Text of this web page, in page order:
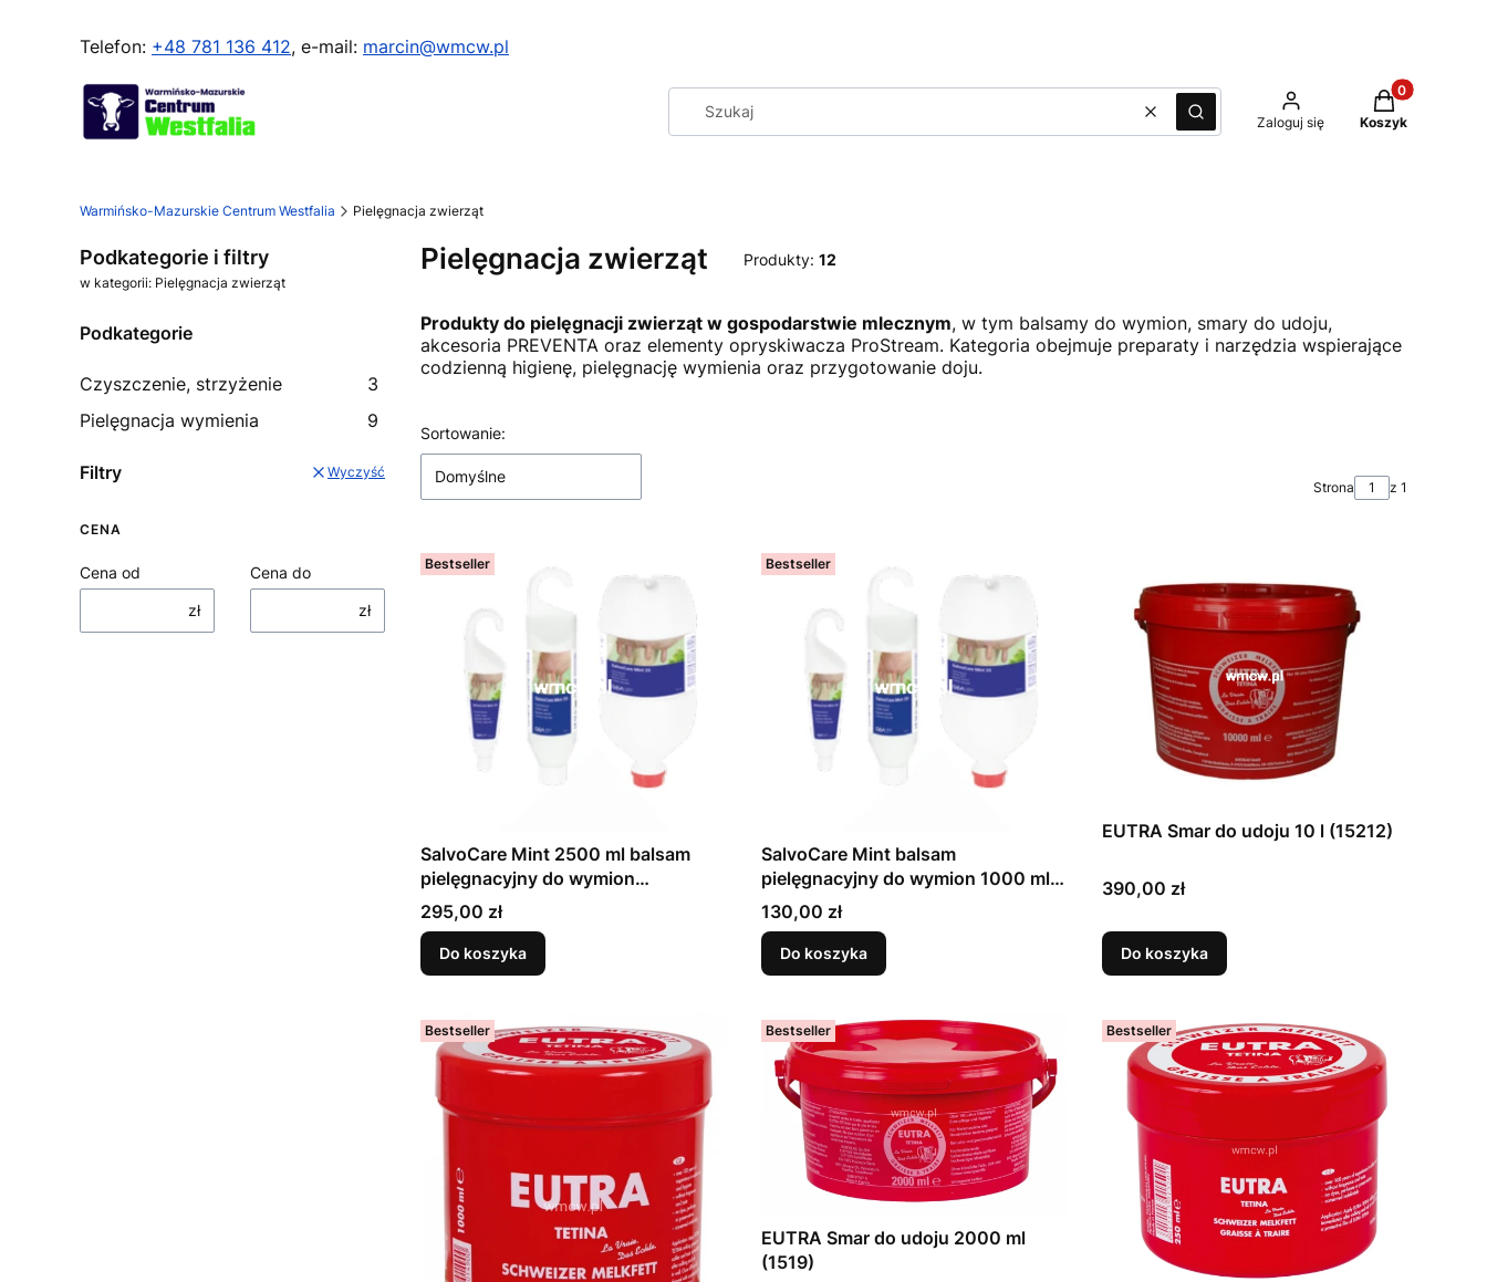
Telefon: +48 781 136 412, e-mail: marcin@wmcw.pl
WyczyśćSzukaj Zaloguj się
Produkty w
Koszyk
Warmińsko-Mazurskie Centrum Westfalia Pielęgnacja zwierząt
Podkategorie i filtry
w kategorii: Pielęgnacja zwierząt
Podkategorie
Czyszczenie, strzyżenie
3
Pielęgnacja wymienia
9
Filtry Wyczyść
CENA
Cena od
zł
Cena do
zł
Pielęgnacja zwierząt Produkty: 12
Produkty do pielęgnacji zwierząt w gospodarstwie mlecznym, w tym balsamy do wymion, smary do udoju,
akcesoria PREVENTA oraz elementy opryskiwacza ProStream. Kategoria obejmuje preparaty i narzędzia wspierające
codzienną higienę, pielęgnację wymienia oraz przygotowanie doju.
Lista produktów
Sortowanie:
Domyślne
Strona z 1
Bestseller
SalvoCare Mint 2500 ml balsam
pielęgnacyjny do wymion
(73150615000)
Cena
295,00 zł
Do koszyka
Bestseller
SalvoCare Mint balsam
pielęgnacyjny do wymion 1000 ml
(73155074000)
Cena
130,00 zł
Do koszyka
EUTRA Smar do udoju 10 l (15212)
Cena
390,00 zł
Do koszyka
Bestseller Bestseller
EUTRA Smar do udoju 2000 ml
(1519)
Bestseller